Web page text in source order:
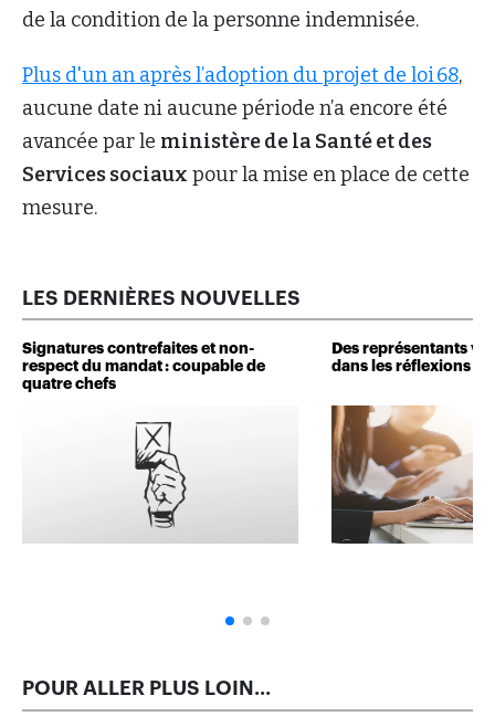
de la condition de la personne indemnisée.
Plus d'un an après l’adoption du projet de loi 68,
aucune date ni aucune période n’a encore été
avancée par le ministère de la Santé et des
Services sociaux pour la mise en place de cette
mesure.
LES DERNIÈRES NOUVELLES
Signatures contrefaites et non-
respect du mandat : coupable de
quatre chefs
Des représentants
dans les réflexions de
POUR ALLER PLUS LOIN...